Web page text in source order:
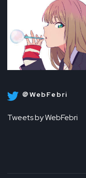
＠WebFebri
Tweets by WebFebri